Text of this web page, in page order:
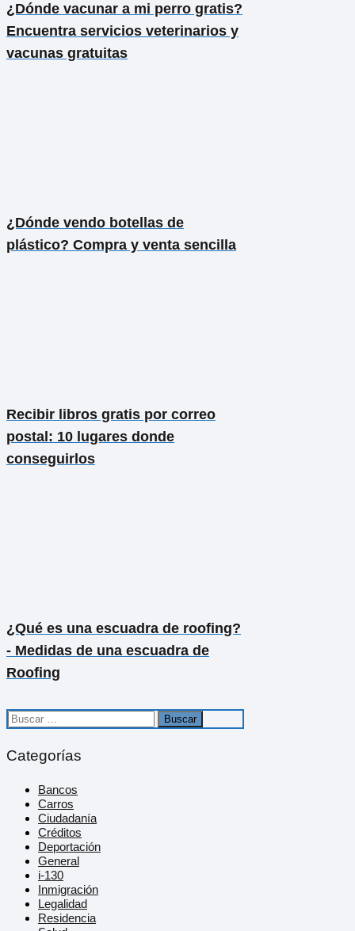
¿Dónde vacunar a mi perro gratis?
Encuentra servicios veterinarios y
vacunas gratuitas
¿Dónde vendo botellas de
plástico? Compra y venta sencilla
Recibir libros gratis por correo
postal: 10 lugares donde
conseguirlos
¿Qué es una escuadra de roofing?
- Medidas de una escuadra de
Roofing
Buscar:
Categorías
Bancos
Carros
Ciudadanía
Créditos
Deportación
General
i-130
Inmigración
Legalidad
Residencia